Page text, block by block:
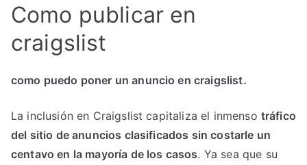
Como publicar en
craigslist
como puedo poner un anuncio en craigslist.
La inclusión en Craigslist capitaliza el inmenso tráfico
del sitio de anuncios clasificados sin costarle un
centavo en la mayoría de los casos. Ya sea que su